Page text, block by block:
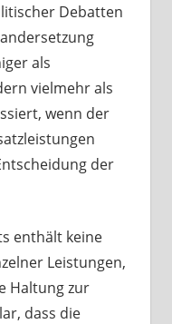
Debatten
als
vielmehr als
wenn der
der
enthält keine
Leistungen,
Haltung zur
dass die